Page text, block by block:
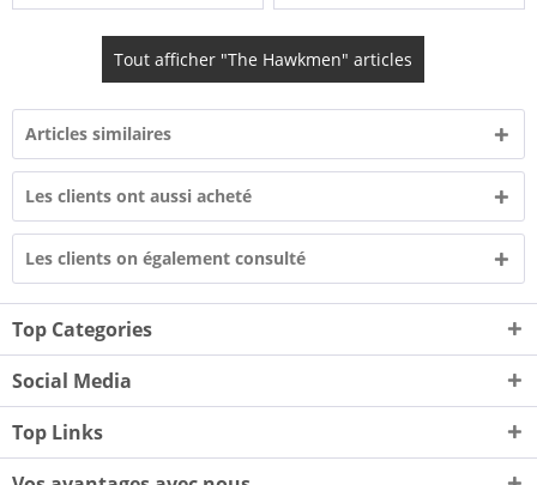
Tout afficher "The Hawkmen" articles
Articles similaires
Les clients ont aussi acheté
Les clients on également consulté
Top Categories
Social Media
Top Links